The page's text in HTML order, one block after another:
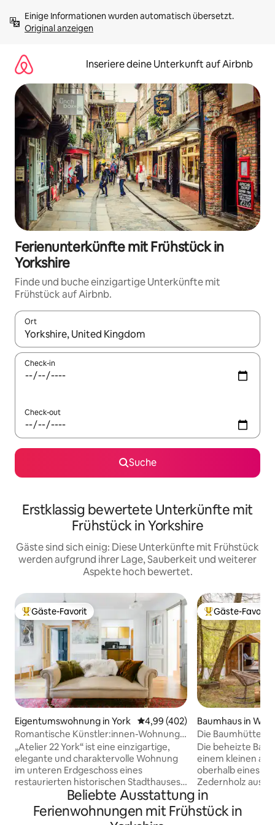
Inhalten
springenOriginal anzeigen
Inseriere deine Unterkunft auf Airbnb
Ferienunterkünfte mit Frühstück in
Yorkshire
Finde und buche einzigartige Unterkünfte mit
Frühstück auf Airbnb.
Ort
Wenn Ergebnisse verfügbar sind, navigiere mit den
Check-in
Check-out
Suche
Erstklassig bewertete Unterkünfte mit
Frühstück in Yorkshire
Gäste sind sich einig: Diese Unterkünfte mit Frühstück
werden aufgrund ihrer Lage, Sauberkeit und weiterer
Aspekte hoch bewertet.
Beliebter Gäste-Favorit.
Gäste-Favorit
Eigentumswohnung in York Durchschnittliche Bewertung:
4,99 (402)
Romantische Künstler:innen-Wohnung.
Stadtzentrum. Kostenloser Parkplatz.
„Atelier 22 York“ ist eine einzigartige,
elegante und charaktervolle Wohnung
im unteren Erdgeschoss eines
restaurierten historischen Stadthauses
im Stadtzentrum von York. Liebevoll von
den Künstlerbesitzern gestaltet, wurde
sie von Alistair Sawdays „Special Places
Beliebter Gäste-
Gäste-Favorit
Baumhaus in
e
Die Baumhütte
Die beheizte
einem kleinen
oberhalb eines
Zedernholz
Eichenholz
abgelegenen
in einem ruhigen
Beliebte Ausstattung in
Ferienwohnungen mit Frühstück in